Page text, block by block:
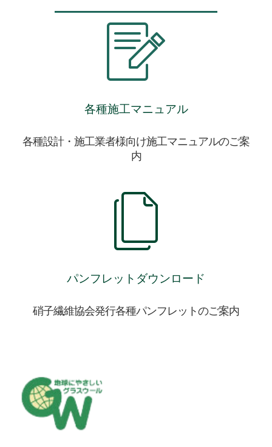
各種施工マニュアル
各種設計・施工業者様向け施工マニュアルのご案
内
パンフレットダウンロード
硝子繊維協会発行各種パンフレットのご案内